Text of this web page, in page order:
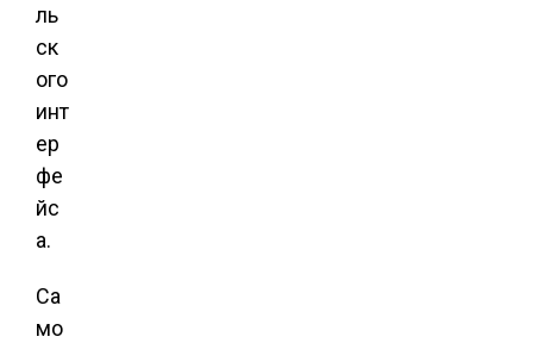
ль
ск
ого
инт
ер
фе
йс
а.
Са
мо